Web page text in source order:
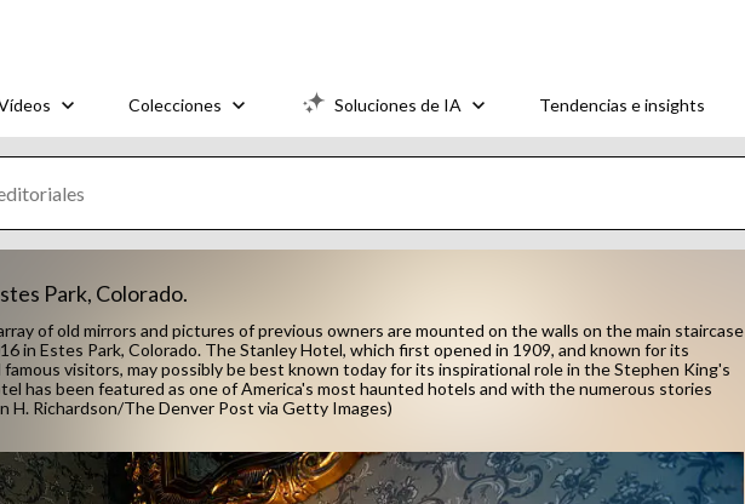
Colecciones Soluciones de IA Tendencias e insights
Park, Colorado.
of old mirrors and pictures of previous owners are mounted on the walls on the main staircase
in Estes Park, Colorado. The Stanley Hotel, which first opened in 1909, and known for its
visitors, may possibly be best known today for its inspirational role in the Stephen King's
has been featured as one of America's most haunted hotels and with the numerous stories
H. Richardson/The Denver Post via Getty Images)